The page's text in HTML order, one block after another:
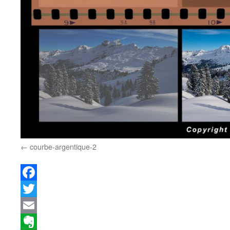
courbe-argentique-2
Facebook
Twitter
Email